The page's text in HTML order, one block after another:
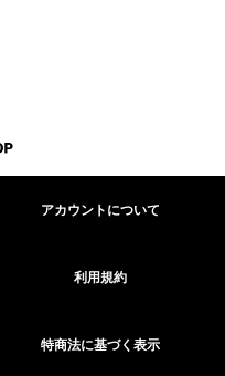
アカウントについて
利用規約
特商法に基づく表示